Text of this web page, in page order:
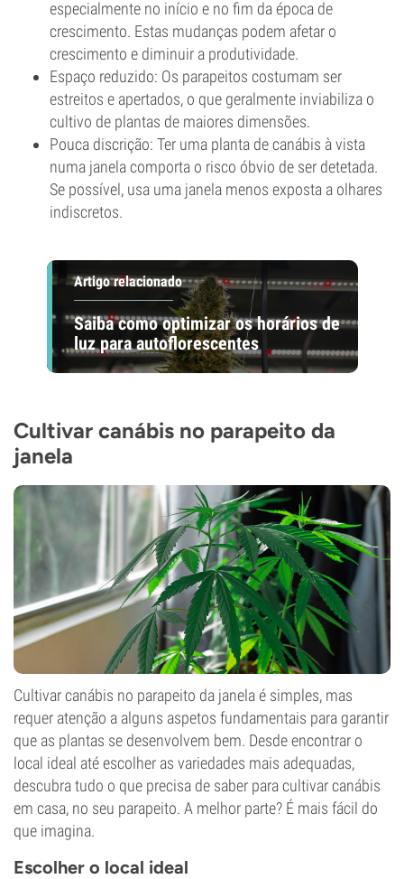
especialmente no início e no fim da época de
crescimento. Estas mudanças podem afetar o
crescimento e diminuir a produtividade.
Espaço reduzido: Os parapeitos costumam ser
estreitos e apertados, o que geralmente inviabiliza o
cultivo de plantas de maiores dimensões.
Pouca discrição: Ter uma planta de canábis à vista
numa janela comporta o risco óbvio de ser detetada.
Se possível, usa uma janela menos exposta a olhares
indiscretos.
Artigo relacionado
Saiba como optimizar os horários de
luz para autoflorescentes
Cultivar canábis no parapeito da
janela
Cultivar canábis no parapeito da janela é simples, mas
requer atenção a alguns aspetos fundamentais para garantir
que as plantas se desenvolvem bem. Desde encontrar o
local ideal até escolher as variedades mais adequadas,
descubra tudo o que precisa de saber para cultivar canábis
em casa, no seu parapeito. A melhor parte? É mais fácil do
que imagina.
Escolher o local ideal